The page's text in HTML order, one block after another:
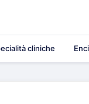
cliniche